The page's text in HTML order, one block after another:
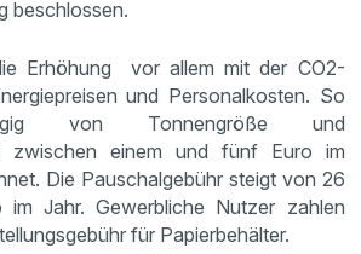
beschlossen.
Erhöhung vor allem mit der CO2-
und Personalkosten. So
von Tonnengröße und
zwischen einem und fünf Euro im
Die Pauschalgebühr steigt von 26
Jahr. Gewerbliche Nutzer zahlen
für Papierbehälter.